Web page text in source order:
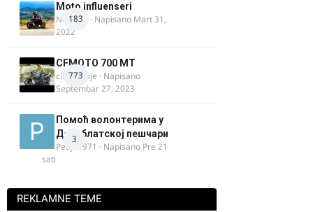
183
Moto influenseri
Nolanka · Napisano Mart 31,
2022
773
CFMOTO 700 MT
cika miloje · Napisano
Septembar 27, 2023
3
Помоћ волонтерима у
Делиблатској пешчари
Pedja1971 · Napisano Pre 21
sati
REKLAMNE TEME